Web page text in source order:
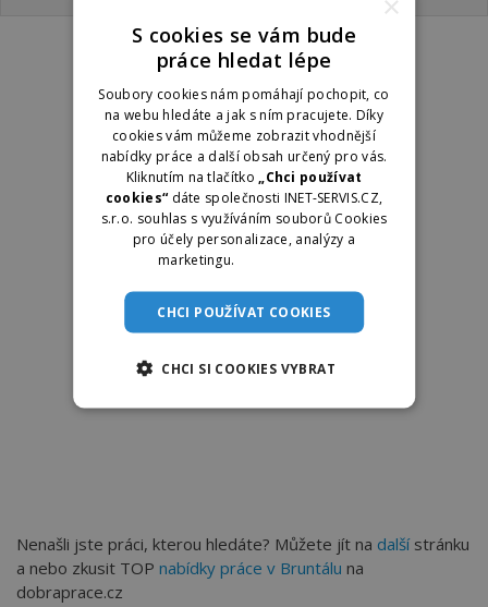
Nenašli jste práci, kterou hledáte? Můžete jít na dalšístránku
a nebo zkusit TOP nabídky práce v Bruntálu na
dobraprace.cz
S cookies se vám bude
práce hledat lépe
Soubory cookies nám pomáhají pochopit, co
na webu hledáte a jak s ním pracujete. Díky
cookies vám můžeme zobrazit vhodnější
nabídky práce a další obsah určený pro vás.
Kliknutím na tlačítko
„Chci používat
cookies“ dáte společnosti INET-SERVIS.CZ,
s.r.o. souhlas s využíváním souborů Cookies
pro účely personalizace, analýzy a
marketingu.
CHCI POUŽÍVAT COOKIES
CHCI SI COOKIES VYBRAT